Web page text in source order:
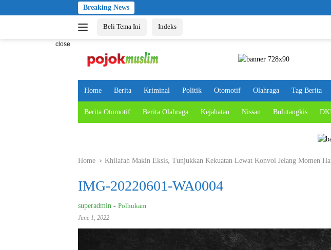
to
Breaking News
Beli Tema Ini Indeks
close
Home Berita Kriminal Politik Otomotif Olahraga Tag Berita
Berita Otomotif Berita Olahraga Kejahatan Nissan Bulutangkis
Home Khilafah Makin Eksis, Tunjukkan Kekuatan Lewat Konvoi Jelang Momen
IMG-20220601-WA0004
superadmin - Polhukam
June 1, 2022